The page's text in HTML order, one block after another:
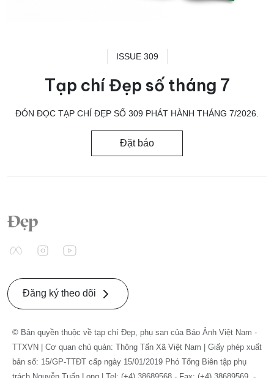
ISSUE 309
Tạp chí Đẹp số tháng 7
ĐÓN ĐỌC TẠP CHÍ ĐẸP SỐ 309 PHÁT HÀNH THÁNG 7/2026.
Đặt báo
Đăng ký theo dõi
© Bản quyền thuộc về tạp chí Đẹp, phụ san của Báo Ảnh Việt Nam -
TTXVN | Cơ quan chủ quản: Thông Tấn Xã Việt Nam | Giấy phép xuất
bản số: 15/GP-TTĐT cấp ngày 15/01/2019 Phó Tổng Biên tập phụ